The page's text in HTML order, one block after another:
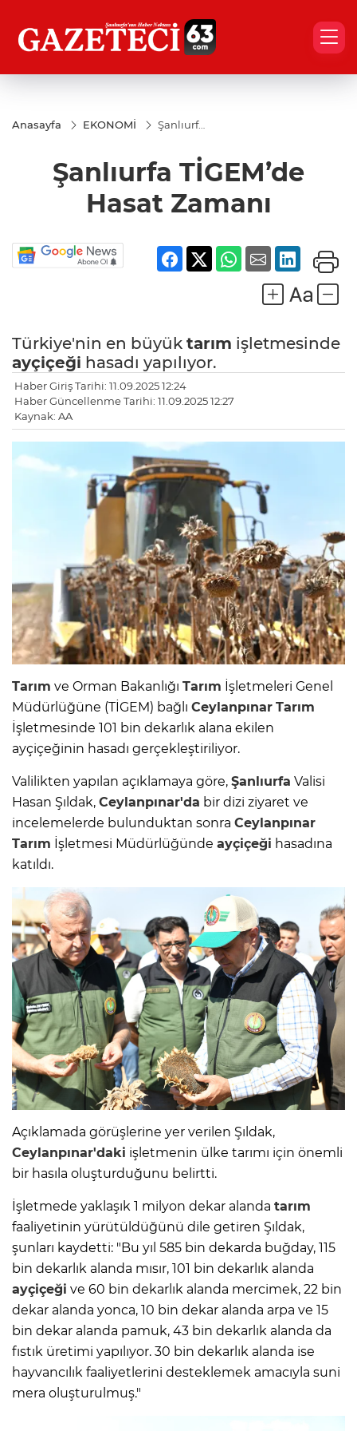
Anasayfa EKONOMİ
Şanlıurfa
Zamanı
Şanlıurfa TİGEM’de
Hasat Zamanı
Türkiye'nin en büyük tarım işletmesinde
ayçiçeği hasadı yapılıyor.
Haber Giriş Tarihi: 11.09.2025 12:24
Haber Güncellenme Tarihi: 11.09.2025 12:27
Kaynak: AA
Tarım ve Orman Bakanlığı Tarım İşletmeleri Genel
Müdürlüğüne (TİGEM) bağlı Ceylanpınar Tarım
İşletmesinde 101 bin dekarlık alana ekilen
ayçiçeğinin hasadı gerçekleştiriliyor.
Valilikten yapılan açıklamaya göre, Şanlıurfa Valisi
Hasan Şıldak, Ceylanpınar'da bir dizi ziyaret ve
incelemelerde bulunduktan sonra Ceylanpınar
Tarım İşletmesi Müdürlüğünde ayçiçeği hasadına
katıldı.
Açıklamada görüşlerine yer verilen Şıldak,
Ceylanpınar'daki işletmenin ülke tarımı için önemli
bir hasıla oluşturduğunu belirtti.
İşletmede yaklaşık 1 milyon dekar alanda tarım
faaliyetinin yürütüldüğünü dile getiren Şıldak,
şunları kaydetti: "Bu yıl 585 bin dekarda buğday, 115
bin dekarlık alanda mısır, 101 bin dekarlık alanda
ayçiçeği ve 60 bin dekarlık alanda mercimek, 22 bin
dekar alanda yonca, 10 bin dekar alanda arpa ve 15
bin dekar alanda pamuk, 43 bin dekarlık alanda da
fıstık üretimi yapılıyor. 30 bin dekarlık alanda ise
hayvancılık faaliyetlerini desteklemek amacıyla suni
mera oluşturulmuş."